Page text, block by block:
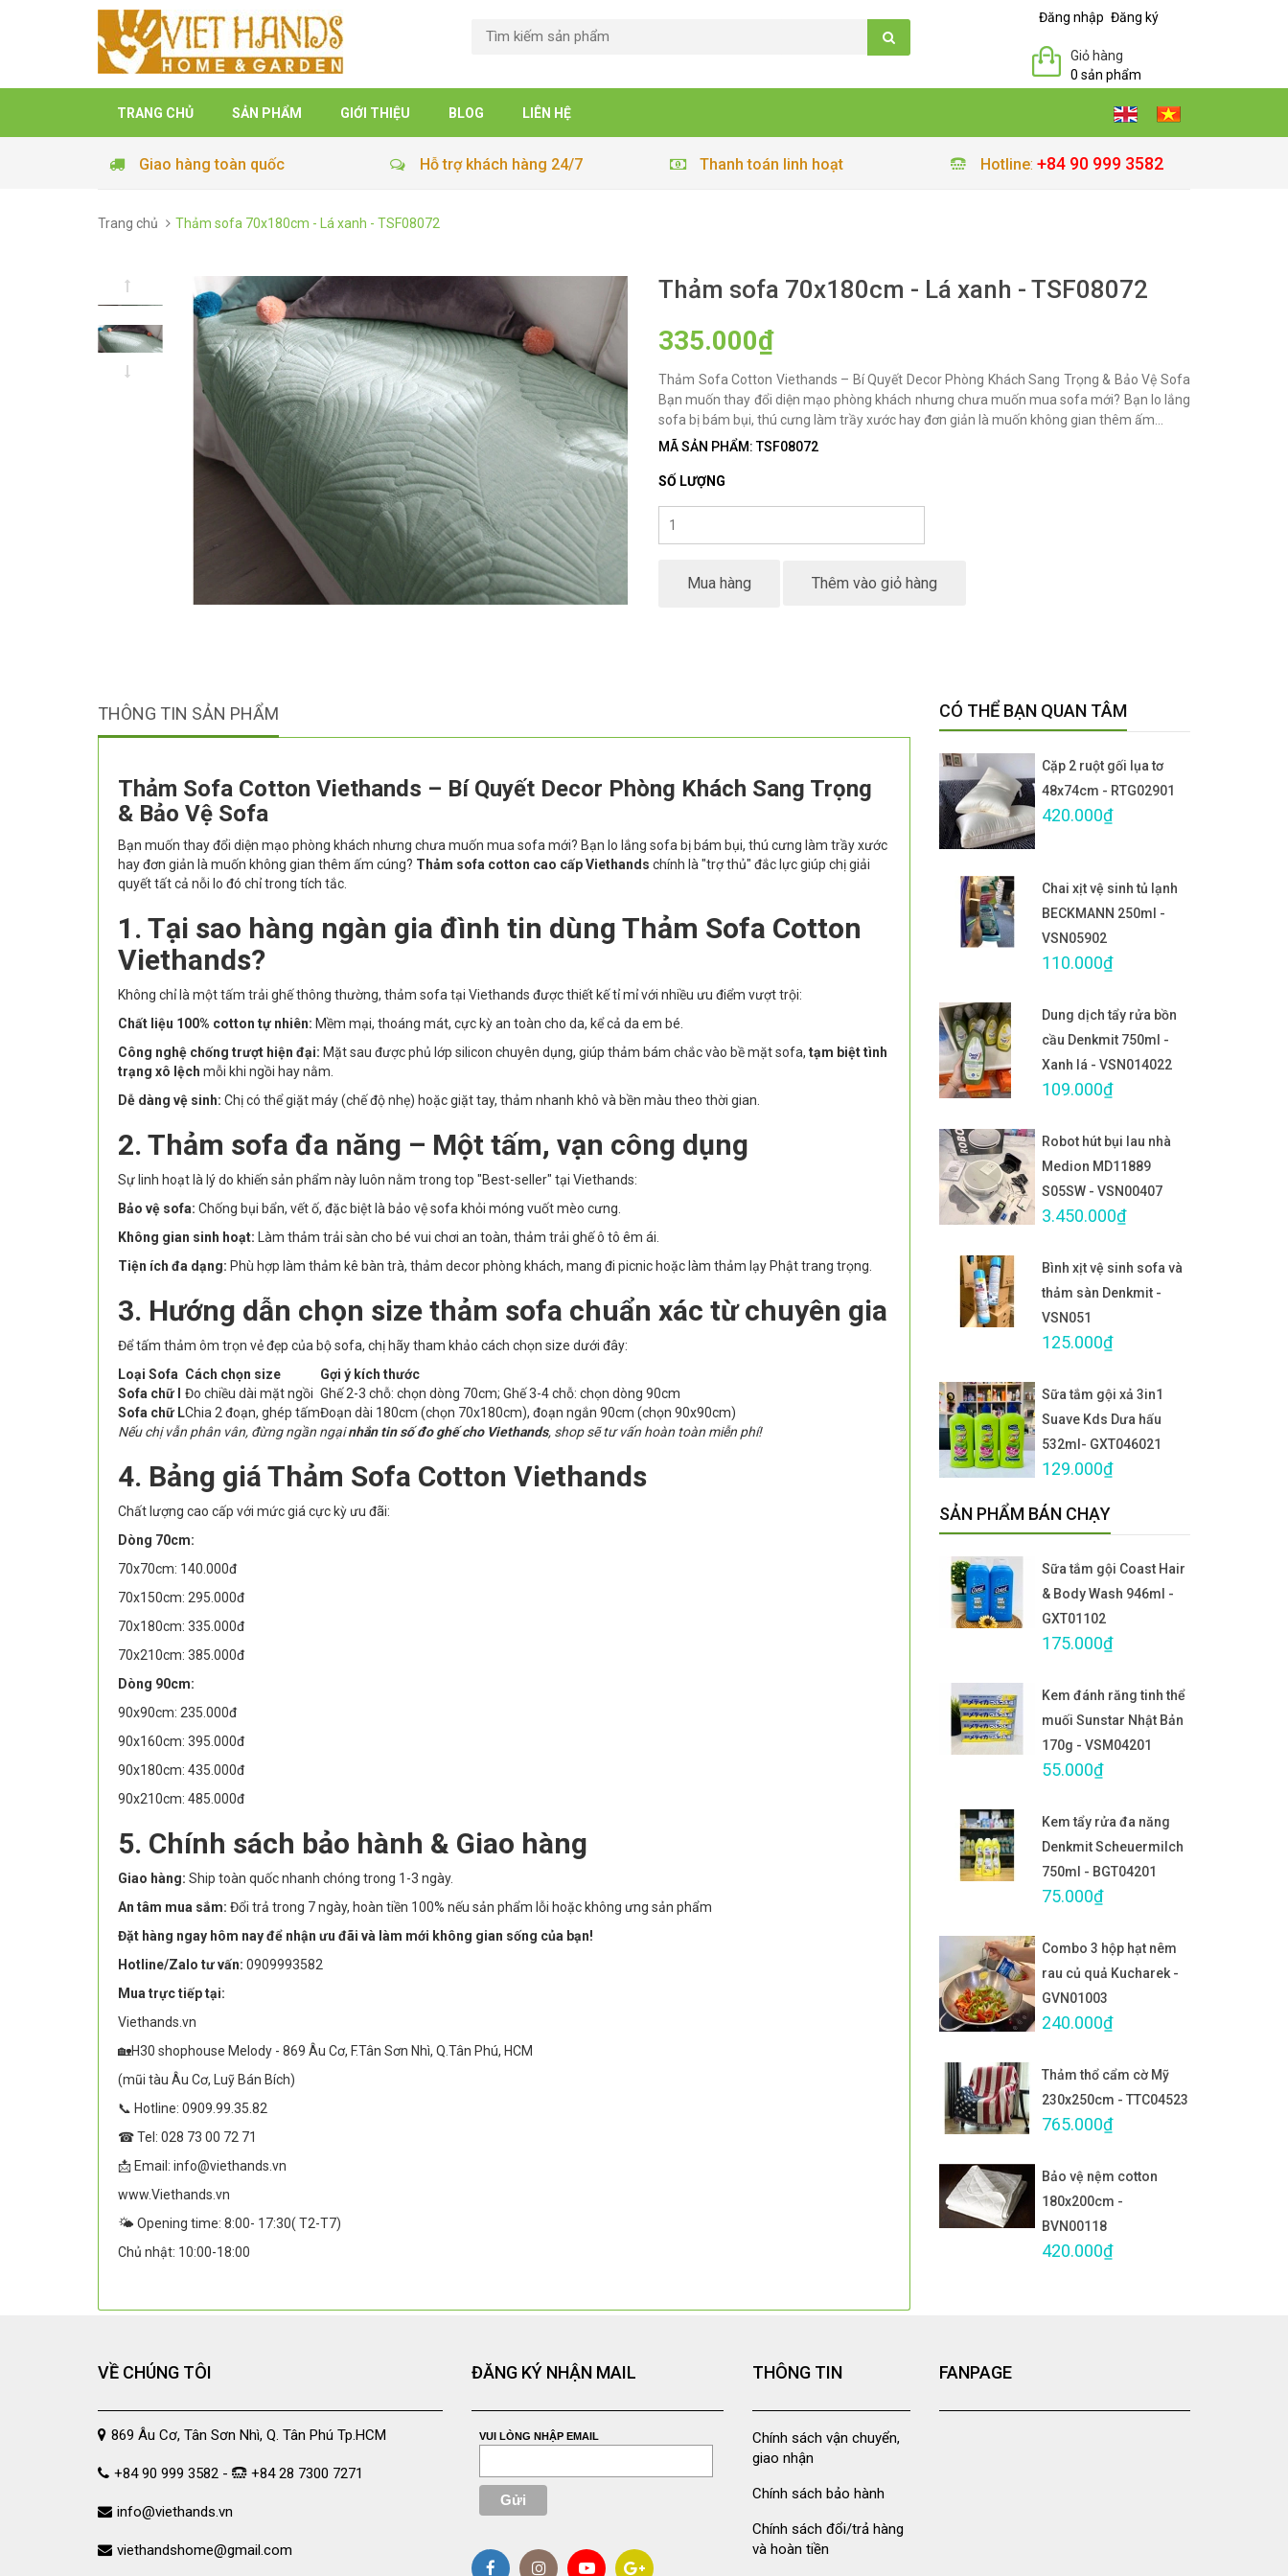
Đăng nhập Đăng ký
Giỏ hàng
0 sản phẩm
TRANG CHỦ SẢN PHẨM GIỚI THIỆU BLOG LIÊN HỆ
Giao hàng toàn quốc Hỗ trợ khách hàng 24/7 Thanh toán linh hoạt Hotline: +84 90 999 3582
Trang chủ Thảm sofa 70x180cm - Lá xanh - TSF08072
Thảm sofa 70x180cm - Lá xanh - TSF08072
335.000₫
Thảm Sofa Cotton Viethands – Bí Quyết Decor Phòng Khách Sang Trọng & Bảo Vệ Sofa
Bạn muốn thay đổi diện mạo phòng khách nhưng chưa muốn mua sofa mới? Bạn lo lắng
sofa bị bám bụi, thú cưng làm trầy xước hay đơn giản là muốn không gian thêm ấm...
MÃ SẢN PHẨM: TSF08072
SỐ LƯỢNG
Mua hàng Thêm vào giỏ hàng
THÔNG TIN SẢN PHẨM
Thảm Sofa Cotton Viethands – Bí Quyết Decor Phòng Khách Sang Trọng
& Bảo Vệ Sofa
Bạn muốn thay đổi diện mạo phòng khách nhưng chưa muốn mua sofa mới? Bạn lo lắng sofa bị bám bụi, thú cưng làm trầy xước
hay đơn giản là muốn không gian thêm ấm cúng? Thảm sofa cotton cao cấp Viethands chính là "trợ thủ" đắc lực giúp chị giải
quyết tất cả nỗi lo đó chỉ trong tích tắc.
1. Tại sao hàng ngàn gia đình tin dùng Thảm Sofa Cotton
Viethands?
Không chỉ là một tấm trải ghế thông thường, thảm sofa tại Viethands được thiết kế tỉ mỉ với nhiều ưu điểm vượt trội:
Chất liệu 100% cotton tự nhiên: Mềm mại, thoáng mát, cực kỳ an toàn cho da, kể cả da em bé.
Công nghệ chống trượt hiện đại: Mặt sau được phủ lớp silicon chuyên dụng, giúp thảm bám chắc vào bề mặt sofa, tạm biệt tình
trạng xô lệch mỗi khi ngồi hay nằm.
Dễ dàng vệ sinh: Chị có thể giặt máy (chế độ nhẹ) hoặc giặt tay, thảm nhanh khô và bền màu theo thời gian.
2. Thảm sofa đa năng – Một tấm, vạn công dụng
Sự linh hoạt là lý do khiến sản phẩm này luôn nằm trong top "Best-seller" tại Viethands:
Bảo vệ sofa: Chống bụi bẩn, vết ố, đặc biệt là bảo vệ sofa khỏi móng vuốt mèo cưng.
Không gian sinh hoạt: Làm thảm trải sàn cho bé vui chơi an toàn, thảm trải ghế ô tô êm ái.
Tiện ích đa dạng: Phù hợp làm thảm kê bàn trà, thảm decor phòng khách, mang đi picnic hoặc làm thảm lạy Phật trang trọng.
3. Hướng dẫn chọn size thảm sofa chuẩn xác từ chuyên gia
Để tấm thảm ôm trọn vẻ đẹp của bộ sofa, chị hãy tham khảo cách chọn size dưới đây:
Loại Sofa Cách chọn size
Gợi ý kích thước
Sofa chữ I
Đo chiều dài mặt ngồi Ghế 2-3 chỗ: chọn dòng 70cm; Ghế 3-4 chỗ: chọn dòng 90cm
Sofa chữ LChia 2 đoạn, ghép tấmĐoạn dài 180cm (chọn 70x180cm), đoạn ngắn 90cm (chọn 90x90cm)
Nếu chị vẫn phân vân, đừng ngần ngạinhắn tin số đo ghế cho Viethands, shop sẽ tư vấn hoàn toàn miễn phí!
4. Bảng giá Thảm Sofa Cotton Viethands
Chất lượng cao cấp với mức giá cực kỳ ưu đãi:
Dòng 70cm:
70x70cm: 140.000đ
70x150cm: 295.000đ
70x180cm: 335.000đ
70x210cm: 385.000đ
Dòng 90cm:
90x90cm: 235.000đ
90x160cm: 395.000đ
90x180cm: 435.000đ
90x210cm: 485.000đ
5. Chính sách bảo hành & Giao hàng
Giao hàng: Ship toàn quốc nhanh chóng trong 1-3 ngày.
An tâm mua sắm: Đổi trả trong 7 ngày, hoàn tiền 100% nếu sản phẩm lỗi hoặc không ưng sản phẩm
Đặt hàng ngay hôm nay để nhận ưu đãi và làm mới không gian sống của bạn!
Hotline/Zalo tư vấn: 0909993582
Mua trực tiếp tại:
Viethands.vn
🏡H30 shophouse Melody - 869 Âu Cơ, F.Tân Sơn Nhì, Q.Tân Phú, HCM
(mũi tàu Âu Cơ, Luỹ Bán Bích)
📞 Hotline: 0909.99.35.82
☎ Tel: 028 73 00 72 71
📩 Email: info@viethands.vn
www.Viethands.vn
🌤️ Opening time: 8:00- 17:30( T2-T7)
Chủ nhật: 10:00-18:00
CÓ THỂ BẠN QUAN TÂM
Cặp 2 ruột gối lụa tơ
48x74cm - RTG02901
420.000₫
Chai xịt vệ sinh tủ lạnh
BECKMANN 250ml -
VSN05902
110.000₫
Dung dịch tẩy rửa bồn
cầu Denkmit 750ml -
Xanh lá - VSN014022
109.000₫
Robot hút bụi lau nhà
Medion MD11889
S05SW - VSN00407
3.450.000₫
Bình xịt vệ sinh sofa và
thảm sàn Denkmit -
VSN051
125.000₫
Sữa tắm gội xả 3in1
Suave Kds Dưa hấu
532ml- GXT046021
129.000₫
SẢN PHẨM BÁN CHẠY
Sữa tắm gội Coast Hair
& Body Wash 946ml -
GXT01102
175.000₫
Kem đánh răng tinh thể
muối Sunstar Nhật Bản
170g - VSM04201
55.000₫
Kem tẩy rửa đa năng
Denkmit Scheuermilch
750ml - BGT04201
75.000₫
Combo 3 hộp hạt nêm
rau củ quả Kucharek -
GVN01003
240.000₫
Thảm thổ cẩm cờ Mỹ
230x250cm - TTC04523
765.000₫
Bảo vệ nệm cotton
180x200cm -
BVN00118
420.000₫
VỀ CHÚNG TÔI
869 Âu Cơ, Tân Sơn Nhì, Q. Tân Phú Tp.HCM
+84 90 999 3582 - +84 28 7300 7271
info@viethands.vn
viethandshome@gmail.com
ĐĂNG KÝ NHẬN MAIL
VUI LÒNG NHẬP EMAIL
THÔNG TIN
Chính sách vận chuyển,
giao nhận
Chính sách bảo hành
Chính sách đổi/trả hàng
và hoàn tiền
FANPAGE